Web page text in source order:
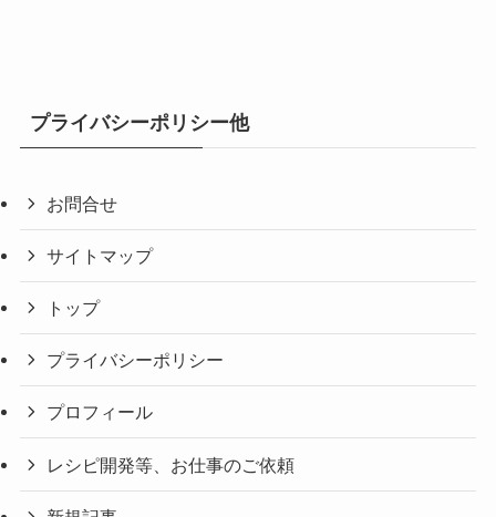
プライバシーポリシー他
お問合せ
サイトマップ
トップ
プライバシーポリシー
プロフィール
レシピ開発等、お仕事のご依頼